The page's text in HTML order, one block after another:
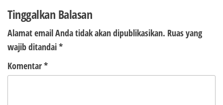
Tinggalkan Balasan
Alamat email Anda tidak akan dipublikasikan. Ruas yang
wajib ditandai*
Komentar*